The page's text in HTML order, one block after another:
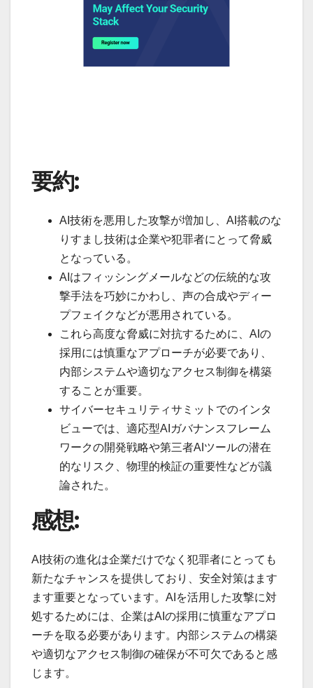
要約:
AI技術を悪用した攻撃が増加し、AI搭載のな
りすまし技術は企業や犯罪者にとって脅威
となっている。
AIはフィッシングメールなどの伝統的な攻
撃手法を巧妙にかわし、声の合成やディー
プフェイクなどが悪用されている。
これら高度な脅威に対抗するために、AIの
採用には慎重なアプローチが必要であり、
内部システムや適切なアクセス制御を構築
することが重要。
サイバーセキュリティサミットでのインタ
ビューでは、適応型AIガバナンスフレーム
ワークの開発戦略や第三者AIツールの潜在
的なリスク、物理的検証の重要性などが議
論された。
感想:
AI技術の進化は企業だけでなく犯罪者にとっても
新たなチャンスを提供しており、安全対策はます
ます重要となっています。AIを活用した攻撃に対
処するためには、企業はAIの採用に慎重なアプロ
ーチを取る必要があります。内部システムの構築
や適切なアクセス制御の確保が不可欠であると感
じます。